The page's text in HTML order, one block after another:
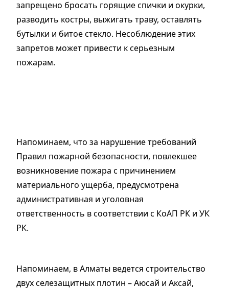
запрещено бросать горящие спички и окурки,
разводить костры, выжигать траву, оставлять
бутылки и битое стекло. Несоблюдение этих
запретов может привести к серьезным
пожарам.
Напоминаем, что за нарушение требований
Правил пожарной безопасности, повлекшее
возникновение пожара с причинением
материального ущерба, предусмотрена
административная и уголовная
ответственность в соответствии с КоАП РК и УК
РК.
Напоминаем, в Алматы ведется строительство
двух селезащитных плотин – Аюсай и Аксай,